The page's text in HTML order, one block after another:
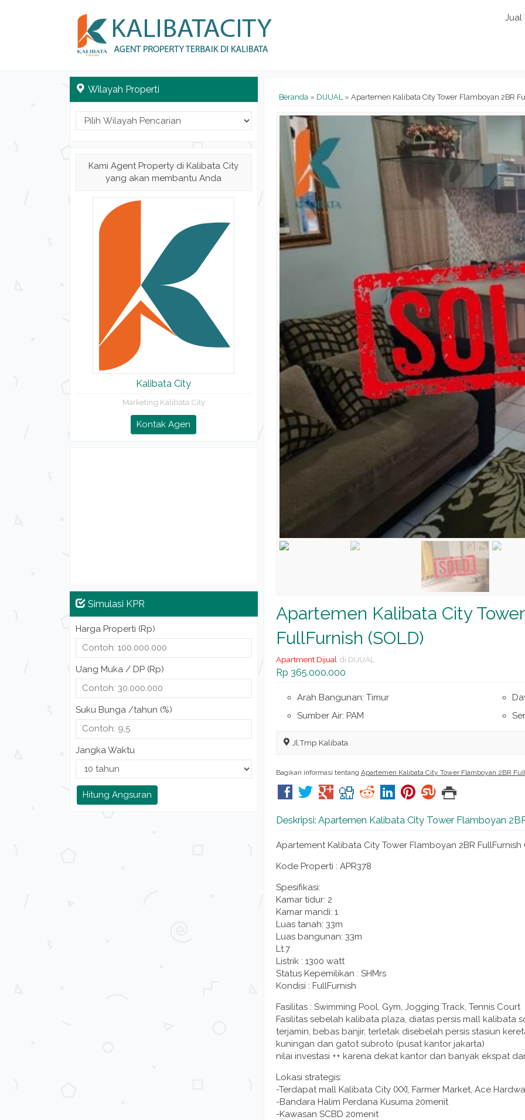
Jual
Beranda» DIJUAL» Apartemen Kalibata City Tower Flamboyan 2BR
Apartemen Kalibata City
FullFurnish (SOLD)
Apartment Dijual di DIJUAL
Rp 365.000.000
Arah Bangunan: Timur
Sumber Air: PAM
Jl.Tmp Kalibata
Bagikan informasi tentang Apartemen Kalibata City Tower Flamboyan 2BR
Deskripsi: Apartemen Kalibata City Tower Flamboyan
Apartement Kalibata City Tower Flamboyan 2BR FullFurnish
Kode Properti : APR378
Spesifikasi:
Kamar tidur: 2
Kamar mandi: 1
Luas tanah: 33m
Luas bangunan: 33m
Lt.7
Listrik : 1300 watt
Status Kepemilikan : SHMrs
Kondisi : FullFurnish
Fasilitas : Swimming Pool, Gym, Jogging Track, Tennis Court
Fasilitas sebelah kalibata plaza, diatas persis mall kalibata
terjamin, bebas banjir, terletak disebelah persis stasiun
kuningan dan gatot subroto (pusat kantor jakarta)
nilai investasi ++ karena dekat kantor dan banyak ekspat
Lokasi strategis:
-Terdapat mall Kalibata City (XXI, Farmer Market, Ace
-Bandara Halim Perdana Kusuma 20menit
-Kawasan SCBD 20menit
Wilayah Properti
Kami Agent Property di Kalibata City
yang akan membantu Anda
Kalibata City
Marketing Kalibata City
Kontak Agen
Simulasi KPR
Harga Properti (Rp)
Uang Muka / DP (Rp)
Suku Bunga /tahun (%)
Jangka Waktu
Hitung Angsuran